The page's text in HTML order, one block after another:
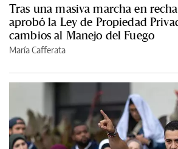
Tras una masiva marcha en
aprobó la Ley de Propiedad
cambios al Manejo del Fuego
María Cafferata